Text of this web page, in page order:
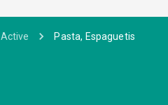
Active Pasta, Espaguetis